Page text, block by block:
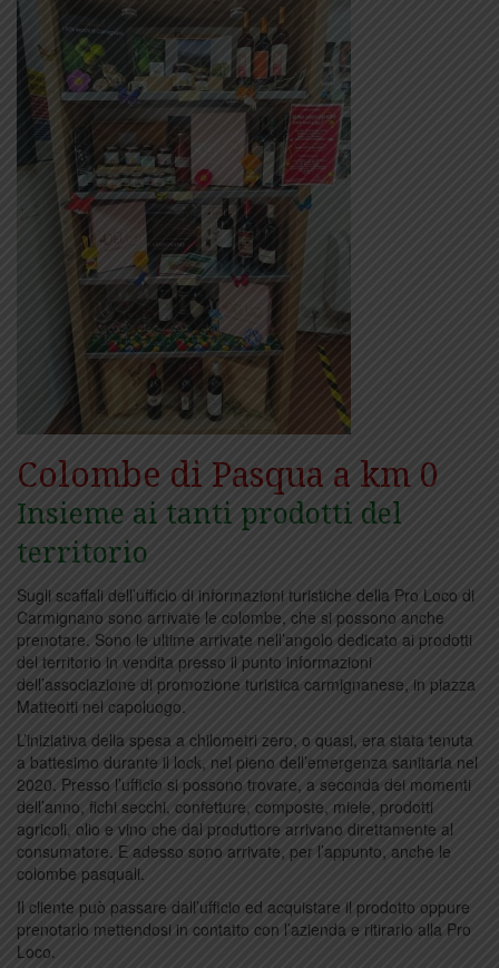
Colombe di Pasqua a km 0
Insieme ai tanti prodotti del
territorio
Sugli scaffali dell’ufficio di informazioni turistiche della Pro Loco di
Carmignano sono arrivate le colombe, che si possono anche
prenotare. Sono le ultime arrivate nell’angolo dedicato ai prodotti
del territorio in vendita presso il punto informazioni
dell’associazione di promozione turistica carmignanese, in piazza
Matteotti nel capoluogo.
L’iniziativa della spesa a chilometri zero, o quasi, era stata tenuta
a battesimo durante il lock, nel pieno dell’emergenza sanitaria nel
2020. Presso l’ufficio si possono trovare, a seconda dei momenti
dell’anno, fichi secchi, confetture, composte, miele, prodotti
agricoli, olio e vino che dal produttore arrivano direttamente al
consumatore. E adesso sono arrivate, per l’appunto, anche le
colombe pasquali.
Il cliente può passare dall’ufficio ed acquistare il prodotto oppure
prenotarlo mettendosi in contatto con l’azienda e ritirarlo alla Pro
Loco.